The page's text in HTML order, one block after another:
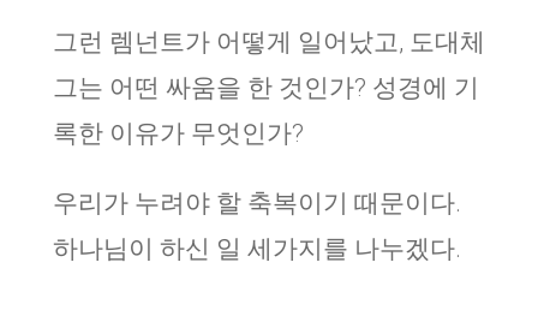
그런 렘넌트가 어떻게 일어났고, 도대체
그는 어떤 싸움을 한 것인가? 성경에 기
록한 이유가 무엇인가?
우리가 누려야 할 축복이기 때문이다.
하나님이 하신 일 세가지를 나누겠다.